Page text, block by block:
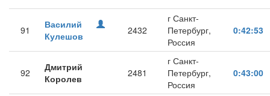
91
Василий
Кулешов
2432
г Санкт-
Петербург,
Россия
0:42:53
92
Дмитрий
Королев
2481
г Санкт-
Петербург,
Россия
0:43:00